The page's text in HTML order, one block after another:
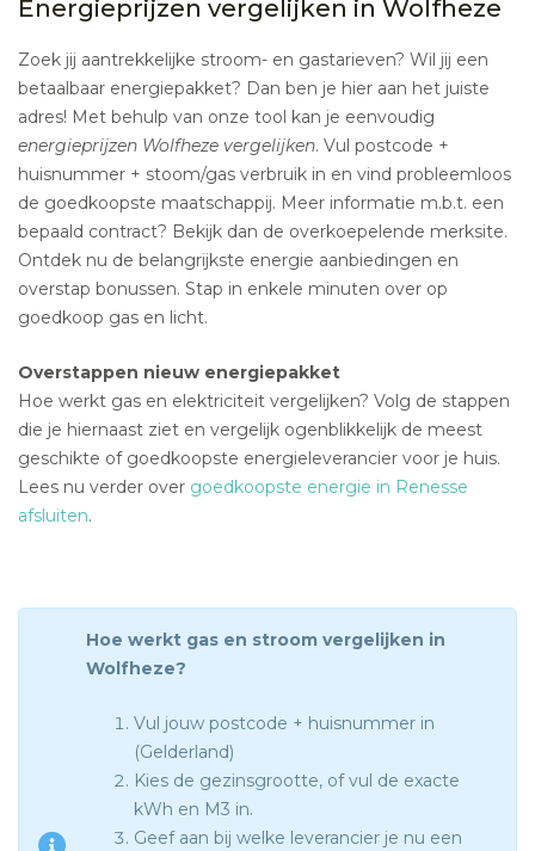
Energieprijzen vergelijken in Wolfheze
Zoek jij aantrekkelijke stroom- en gastarieven? Wil jij een
betaalbaar energiepakket? Dan ben je hier aan het juiste
adres! Met behulp van onze tool kan je eenvoudig
energieprijzen Wolfheze vergelijken. Vul postcode +
huisnummer + stoom/gas verbruik in en vind probleemloos
de goedkoopste maatschappij. Meer informatie m.b.t. een
bepaald contract? Bekijk dan de overkoepelende merksite.
Ontdek nu de belangrijkste energie aanbiedingen en
overstap bonussen. Stap in enkele minuten over op
goedkoop gas en licht.
Overstappen nieuw energiepakket
Hoe werkt gas en elektriciteit vergelijken? Volg de stappen
die je hiernaast ziet en vergelijk ogenblikkelijk de meest
geschikte of goedkoopste energieleverancier voor je huis.
Lees nu verder over goedkoopste energie in Renesse
afsluiten.
Hoe werkt gas en stroom vergelijken in
Wolfheze?
Vul jouw postcode + huisnummer in
(Gelderland)
Kies de gezinsgrootte, of vul de exacte
kWh en M3 in.
Geef aan bij welke leverancier je nu een